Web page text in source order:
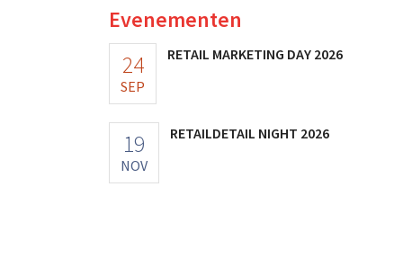
Evenementen
24
SEP
RETAIL MARKETING DAY 2026
19
NOV
RETAILDETAIL NIGHT 2026